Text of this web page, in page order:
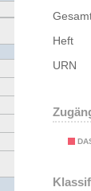
Heft
URN